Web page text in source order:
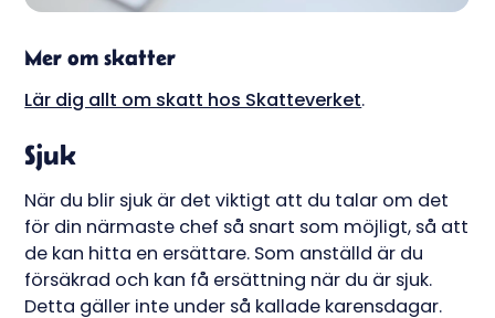
Mer om skatter
Lär dig allt om skatt hos Skatteverket.
Sjuk
När du blir sjuk är det viktigt att du talar om det
för din närmaste chef så snart som möjligt, så att
de kan hitta en ersättare. Som anställd är du
försäkrad och kan få ersättning när du är sjuk.
Detta gäller inte under så kallade karensdagar.